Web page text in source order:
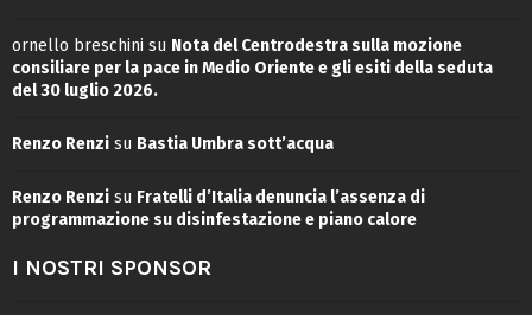
ornello breschini su Nota del Centrodestra sulla mozione
consiliare per la pace in Medio Oriente e gli esiti della seduta
del 30 luglio 2026.
Renzo Renzi su Bastia Umbra sott’acqua
Renzo Renzi su Fratelli d’Italia denuncia l’assenza di
programmazione su disinfestazione e piano calore
I NOSTRI SPONSOR